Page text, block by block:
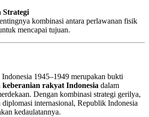
Strategi
kombinasi antara perlawanan fisik
mencapai tujuan.
1945–1949 merupakan bukti
keberanian rakyat Indonesia dalam
Dengan kombinasi strategi gerilya,
internasional, Republik Indonesia
kedaulatannya.